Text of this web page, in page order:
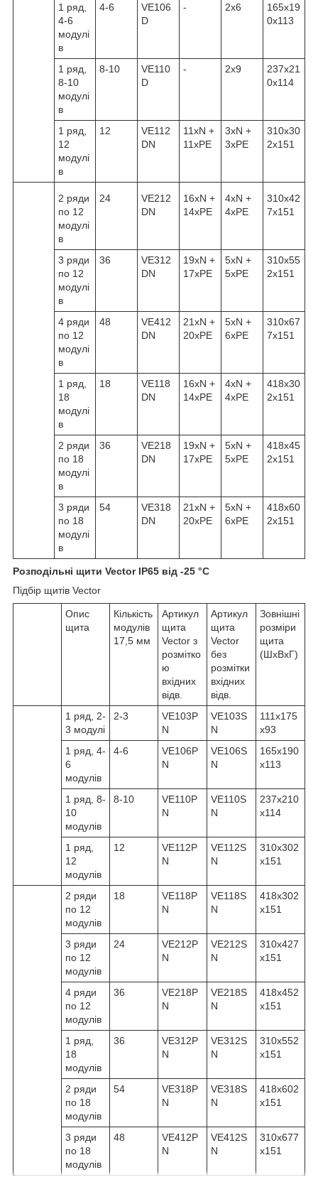
1 ряд,
4-6
модулі
в
4-6
VE106
D
- 2x6
165x19
0x113
1 ряд,
8-10
модулі
в
8-10
VE110
D
- 2x9
237x21
0x114
1 ряд,
12
модулі
в
12
VE112
DN
11xN +
11xPE
3xN +
3xPE
310x30
2x151
2 ряди
по 12
модулі
в
24
VE212
DN
16xN +
14xPE
4xN +
4xPE
310x42
7x151
3 ряди
по 12
модулі
в
36
VE312
DN
19xN +
17xPE
5xN +
5xPE
310x55
2x151
4 ряди
по 12
модулі
в
48
VE412
DN
21xN +
20xPE
5xN +
6xPE
310x67
7x151
1 ряд,
18
модулі
в
18
VE118
DN
16xN +
14xPE
4xN +
4xPE
418x30
2x151
2 ряди
по 18
модулі
в
36
VE218
DN
19xN +
17xPE
5xN +
5xPE
418x45
2x151
3 ряди
по 18
модулі
в
54
VE318
DN
21xN +
20xPE
5xN +
6xPE
418x60
2x151
Розподільні щити Vector IP65 від -25 °C
Підбір щитів Vector
Опис
щита
Кількість
модулів
17,5 мм
Артикул
щита
Vector з
розмітко
ю
вхідних
відв.
Артикул
щита
Vector
без
розмітки
вхідних
відв.
Зовнішні
розміри
щита
(ШхВхГ)
1 ряд, 2-
3 модулі
2-3
VE103P
N
VE103S
N
111x175
x93
1 ряд, 4-
6
модулів
4-6
VE106P
N
VE106S
N
165x190
x113
1 ряд, 8-
10
модулів
8-10
VE110P
N
VE110S
N
237x210
x114
1 ряд,
12
модулів
12
VE112P
N
VE112S
N
310x302
x151
2 ряди
по 12
модулів
18
VE118P
N
VE118S
N
418x302
x151
3 ряди
по 12
модулів
24
VE212P
N
VE212S
N
310x427
x151
4 ряди
по 12
модулів
36
VE218P
N
VE218S
N
418x452
x151
1 ряд,
18
модулів
36
VE312P
N
VE312S
N
310x552
x151
2 ряди
по 18
модулів
54
VE318P
N
VE318S
N
418x602
x151
3 ряди
по 18
модулів
48
VE412P
N
VE412S
N
310x677
x151